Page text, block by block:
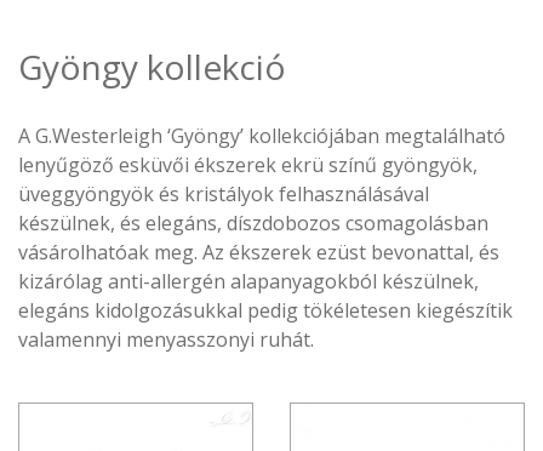
Gyöngy kollekció
A G.Westerleigh ‘Gyöngy’ kollekciójában megtalálható
lenyűgöző esküvői ékszerek ekrü színű gyöngyök,
üveggyöngyök és kristályok felhasználásával
készülnek, és elegáns, díszdobozos csomagolásban
vásárolhatóak meg. Az ékszerek ezüst bevonattal, és
kizárólag anti-allergén alapanyagokból készülnek,
elegáns kidolgozásukkal pedig tökéletesen kiegészítik
valamennyi menyasszonyi ruhát.